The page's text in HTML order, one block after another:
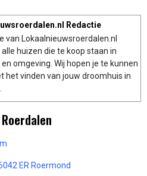
Redactie
van Lokaalnieuwsroerdalen.nl
huizen die te koop staan in
en omgeving. Wij hopen je te kunnen
het vinden van jouw droomhuis in
ER Roermond